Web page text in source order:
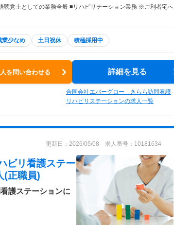
聴覚士としての業務全般 ■リハビリテーション業務 ※ご利者宅へ
業少なめ 土日祝休 積極採用中
を問い合わせる 詳細を見る
合同会社エバーグロー きらら訪問看護
リハビリステーションの求人一覧
更新日：2026/05/08 求人番号：10181634
ビリ看護ステー
(正職員)
護ステーションに